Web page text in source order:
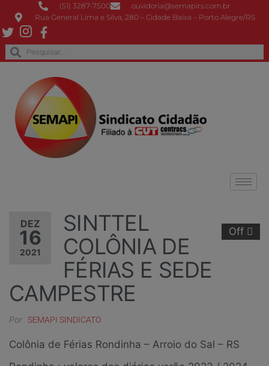
(51) 3287-7500
ouvidoria@semapirs.com.br
Rua General Lima e Silva, 280 – Cidade Baixa – Porto Alegre/RS
DEZ
16
2021
Off
SINTTEL
COLÔNIA DE
FÉRIAS E SEDE
CAMPESTRE
Por SEMAPI SINDICATO
Colônia de Férias Rondinha – Arroio do Sal – RS